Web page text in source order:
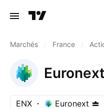
Marchés France
ENX Euronext